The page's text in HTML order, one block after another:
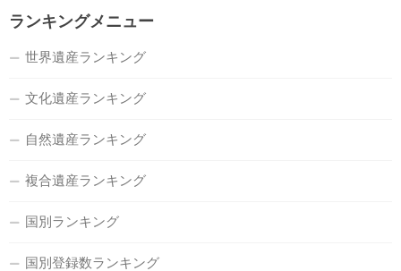
ランキングメニュー
世界遺産ランキング
文化遺産ランキング
自然遺産ランキング
複合遺産ランキング
国別ランキング
国別登録数ランキング